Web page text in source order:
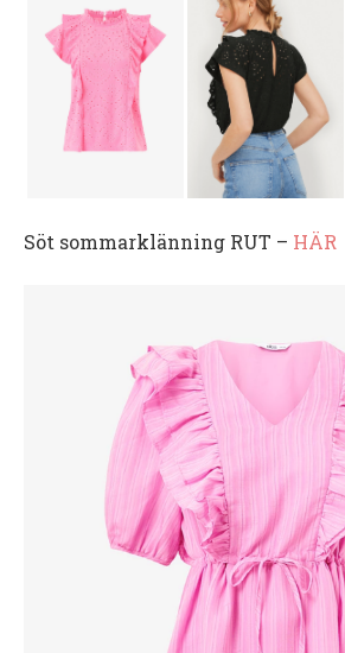
Söt sommarklänning RUT – HÄR